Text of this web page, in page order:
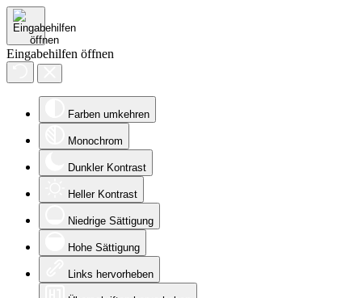
Eingabehilfen öffnen
Farben umkehren
Monochrom
Dunkler Kontrast
Heller Kontrast
Niedrige Sättigung
Hohe Sättigung
Links hervorheben